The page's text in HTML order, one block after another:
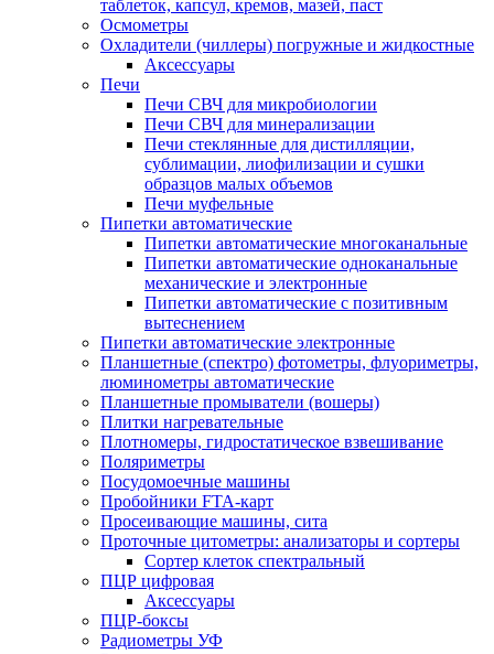
таблеток, капсул, кремов, мазей, паст
Осмометры
Охладители (чиллеры) погружные и жидкостные
Аксессуары
Печи
Печи СВЧ для микробиологии
Печи СВЧ для минерализации
Печи стеклянные для дистилляции,
сублимации, лиофилизации и сушки
образцов малых объемов
Печи муфельные
Пипетки автоматические
Пипетки автоматические многоканальные
Пипетки автоматические одноканальные
механические и электронные
Пипетки автоматические с позитивным
вытеснением
Пипетки автоматические электронные
Планшетные (спектро) фотометры, флуориметры,
люминометры автоматические
Планшетные промыватели (вошеры)
Плитки нагревательные
Плотномеры, гидростатическое взвешивание
Поляриметры
Посудомоечные машины
Пробойники FTA-карт
Просеивающие машины, сита
Проточные цитометры: анализаторы и сортеры
Сортер клеток спектральный
ПЦР цифровая
Аксессуары
ПЦР-боксы
Радиометры УФ